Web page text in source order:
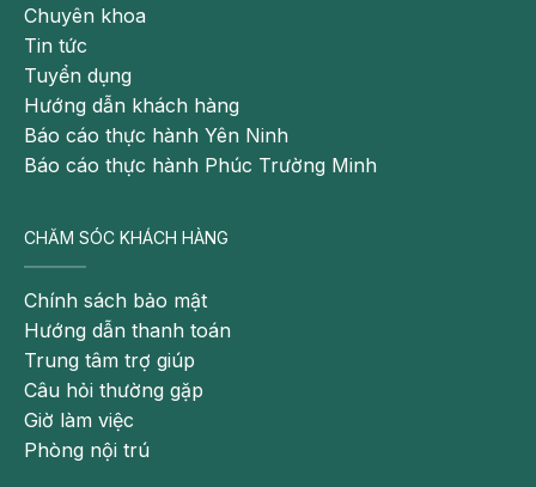
Chuyên khoa
Tin tức
Tuyển dụng
Hướng dẫn khách hàng
Báo cáo thực hành Yên Ninh
Báo cáo thực hành Phúc Trường Minh
CHĂM SÓC KHÁCH HÀNG
Chính sách bảo mật
Hướng dẫn thanh toán
Trung tâm trợ giúp
Câu hỏi thường gặp
Giờ làm việc
Phòng nội trú